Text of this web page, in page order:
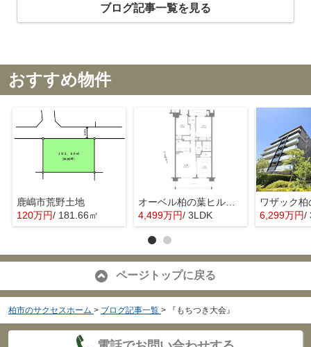
ブログ記事一覧を見る
おすすめ物件
鹿嶋市荒野土地
120万円/ 181.66㎡
オーベル柏の葉ヒルズ壱番館
4,499万円/ 3LDK 6,299万円/
ページトップに戻る
柏市のサクセスホーム > ブログ記事一覧 > 『もちつき大会』